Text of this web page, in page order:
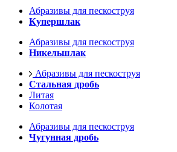
Абразивы для пескоструя
Купершлак
Абразивы для пескоструя
Никельшлак
Абразивы для пескоструя
Стальная дробь
Литая
Колотая
Абразивы для пескоструя
Чугунная дробь